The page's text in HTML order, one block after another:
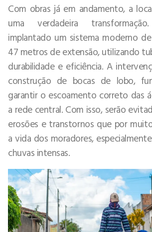
Com obras já em andamento, a
uma verdadeira
implantado um sistema moderno
47 metros de extensão, utilizando
durabilidade e eficiência. A
construção de bocas de lobo,
garantir o escoamento correto das
a rede central. Com isso, serão
erosões e transtornos que por
a vida dos moradores,
chuvas intensas.